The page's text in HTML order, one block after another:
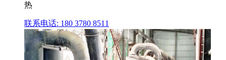
热
联系电话: 180 3780 8511